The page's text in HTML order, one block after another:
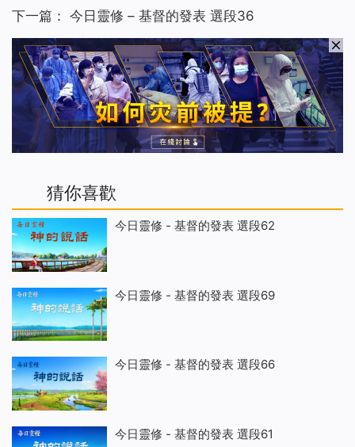
下一篇： 今日靈修 – 基督的發表 選段36
猜你喜歡
今日靈修 - 基督的發表 選段62
今日靈修 - 基督的發表 選段69
今日靈修 - 基督的發表 選段66
今日靈修 - 基督的發表 選段61